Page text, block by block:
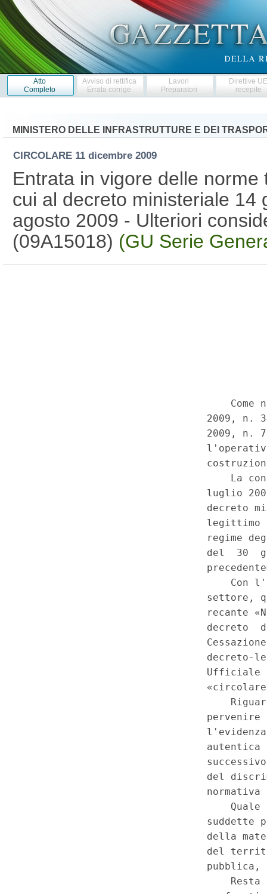
Atto
Completo
Avviso di rettifica
Errata corrige
Lavori
Preparatori
Direttive
recepite
MINISTERO DELLE INFRASTRUTTURE E DEI
CIRCOLARE 11 dicembre 2009
Entrata in vigore delle
cui al decreto ministeriale 14
agosto 2009 - Ulteriori
(09A15018) (GU Serie